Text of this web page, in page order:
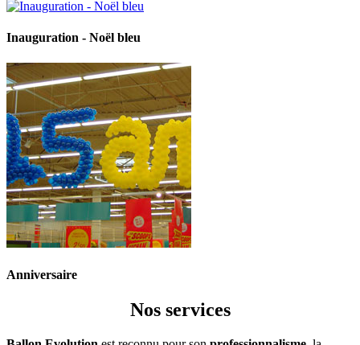
Inauguration - Noël bleu
Anniversaire
Nos services